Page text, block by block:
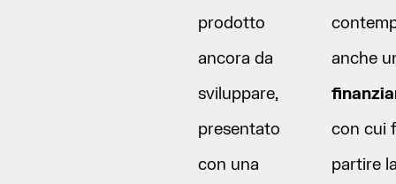
prodotto
ancora da
sviluppare,
presentato
con una
anche
con cui
partire